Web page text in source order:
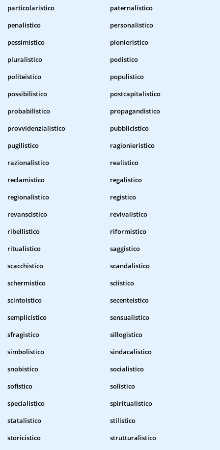
particolaristico
paternalistico
penalistico
personalistico
pessimistico
pionieristico
pluralistico
podistico
politeistico
populistico
possibilistico
postcapitalistico
probabilistico
propagandistico
provvidenzialistico
pubblicistico
pugilistico
ragionieristico
razionalistico
realistico
reclamistico
regalistico
regionalistico
registico
revanscistico
revivalistico
ribellistico
riformistico
ritualistico
saggistico
scacchistico
scandalistico
schermistico
sciistico
scintoistico
secenteistico
semplicistico
sensualistico
sfragistico
sillogistico
simbolistico
sindacalistico
snobistico
socialistico
sofistico
solistico
specialistico
spiritualistico
statalistico
stilistico
storicistico
strutturalistico